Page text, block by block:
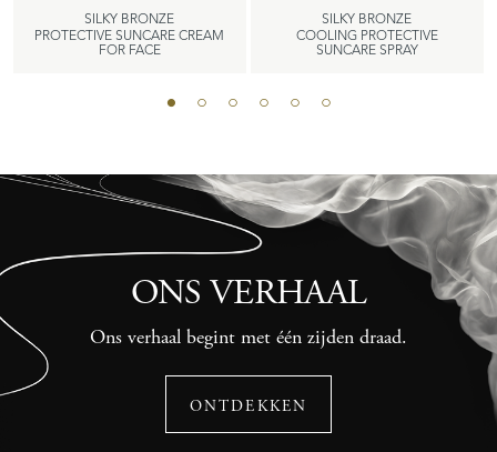
SILKY BRONZE
PROTECTIVE SUNCARE CREAM
FOR FACE
SILKY BRONZE
COOLING PROTECTIVE
SUNCARE SPRAY
ONS VERHAAL
Ons verhaal begint met één zijden draad.
ONTDEKKEN